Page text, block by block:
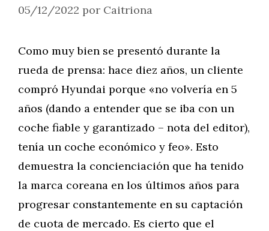
05/12/2022 por Caitriona
Como muy bien se presentó durante la
rueda de prensa: hace diez años, un cliente
compró Hyundai porque «no volvería en 5
años (dando a entender que se iba con un
coche fiable y garantizado – nota del editor),
tenía un coche económico y feo». Esto
demuestra la concienciación que ha tenido
la marca coreana en los últimos años para
progresar constantemente en su captación
de cuota de mercado. Es cierto que el